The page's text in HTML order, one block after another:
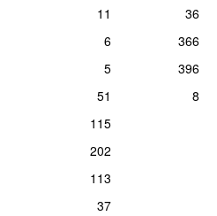
7
man 17. nov 2014
7
11
36
6
366
5
396
51
8
115
202
113
37